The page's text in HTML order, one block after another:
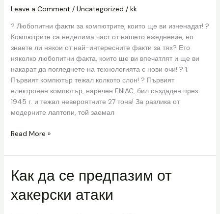
Leave a Comment / Uncategorized / kk
? Любопитни факти за компютрите, които ще ви изненадат! ?
Компютрите са неделима част от нашето ежедневие, но
знаете ли някои от най-интересните факти за тях? Ето
няколко любопитни факта, които ще ви впечатлят и ще ви
накарат да погледнете на технологията с нови очи! ? 1.
Първият компютър тежал колкото слон! ? Първият
електронен компютър, наречен ENIAC, бил създаден през
1945 г. и тежал невероятните 27 тона! За разлика от
модерните лаптопи, той заемал
Read More »
Как да се предпазим от
хакерски атаки
Как
да
се
предпазим